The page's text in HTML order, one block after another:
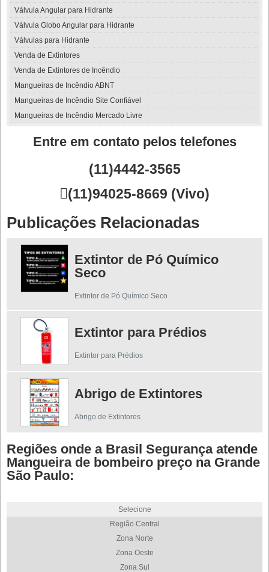
Válvula Angular para Hidrante
Válvula Globo Angular para Hidrante
Válvulas para Hidrante
Venda de Extintores
Venda de Extintores de Incêndio
Mangueiras de Incêndio ABNT
Mangueiras de Incêndio Site Confiável
Mangueiras de Incêndio Mercado Livre
Entre em contato pelos telefones
(11)4442-3565
(11)94025-8669 (Vivo)
Publicações Relacionadas
Extintor de Pó Químico
Seco
Extintor de Pó Químico Seco
Extintor para Prédios
Extintor para Prédios
Abrigo de Extintores
Abrigo de Extintores
Regiões onde a Brasil Segurança atende
Mangueira de bombeiro preço na Grande
São Paulo:
Selecione
Região Central
Zona Norte
Zona Oeste
Zona Sul